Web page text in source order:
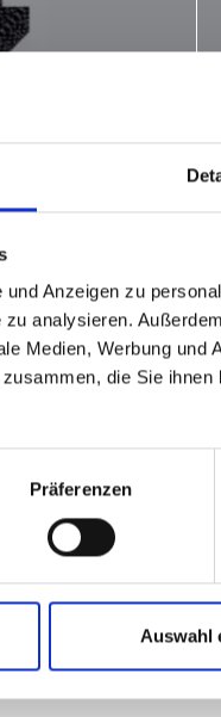
Anzeigen zu
analysieren.
Medien, Werbung
die Sie
Präferenzen
Auswahl